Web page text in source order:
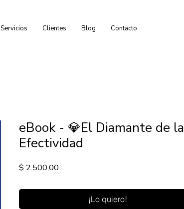
Servicios Clientes Blog Contacto
eBook - 💎El Diamante de la
Efectividad
$ 2.500,00
¡Lo quiero!